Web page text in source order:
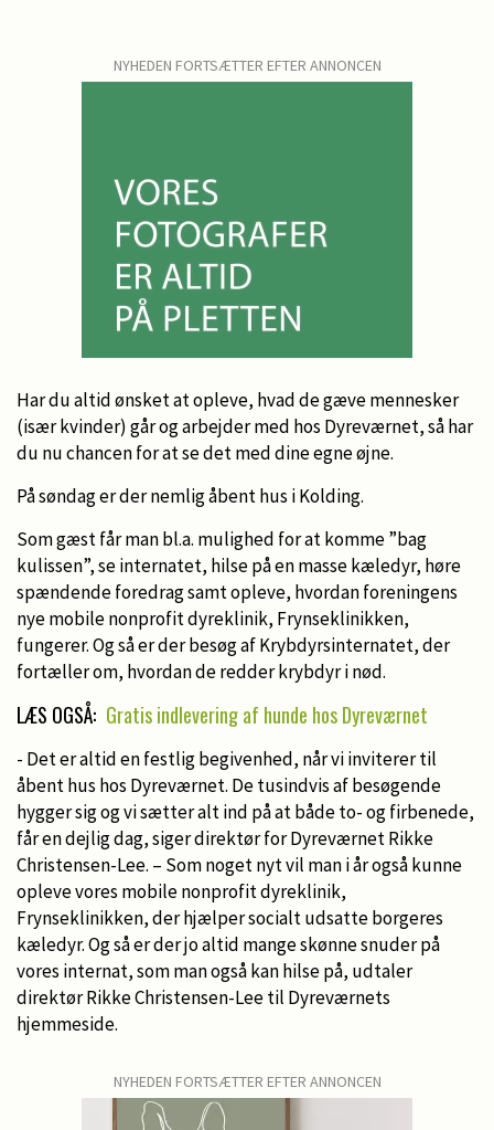
NYHEDEN FORTSÆTTER EFTER ANNONCEN
Har du altid ønsket at opleve, hvad de gæve mennesker
(især kvinder) går og arbejder med hos Dyreværnet, så har
du nu chancen for at se det med dine egne øjne.
På søndag er der nemlig åbent hus i Kolding.
Som gæst får man bl.a. mulighed for at komme ”bag
kulissen”, se internatet, hilse på en masse kæledyr, høre
spændende foredrag samt opleve, hvordan foreningens
nye mobile nonprofit dyreklinik, Frynseklinikken,
fungerer. Og så er der besøg af Krybdyrsinternatet, der
fortæller om, hvordan de redder krybdyr i nød.
LÆS OGSÅ: Gratis indlevering af hunde hos Dyreværnet
- Det er altid en festlig begivenhed, når vi inviterer til
åbent hus hos Dyreværnet. De tusindvis af besøgende
hygger sig og vi sætter alt ind på at både to- og firbenede,
får en dejlig dag, siger direktør for Dyreværnet Rikke
Christensen-Lee. – Som noget nyt vil man i år også kunne
opleve vores mobile nonprofit dyreklinik,
Frynseklinikken, der hjælper socialt udsatte borgeres
kæledyr. Og så er der jo altid mange skønne snuder på
vores internat, som man også kan hilse på, udtaler
direktør Rikke Christensen-Lee til Dyreværnets
hjemmeside.
NYHEDEN FORTSÆTTER EFTER ANNONCEN